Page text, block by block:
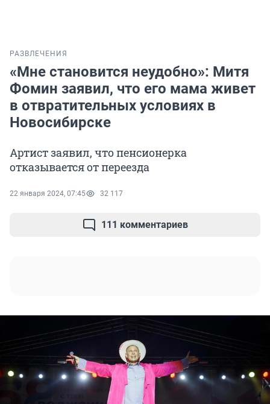
РАЗВЛЕЧЕНИЯ
«Мне становится неудобно»: Митя
Фомин заявил, что его мама живет
в отвратительных условиях в
Новосибирске
Артист заявил, что пенсионерка
отказывается от переезда
22 января 2024, 07:45 32 117
111 комментариев